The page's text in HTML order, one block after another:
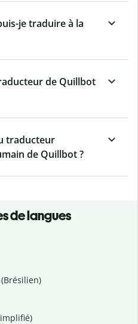
je traduire à la
de Quillbot
traducteur
de Quillbot ?
de langues